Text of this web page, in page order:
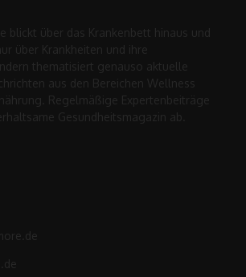
blickt über das Krankenbett hinaus und
über Krankheiten und ihre
thematisiert genauso aktuelle
aus den Bereichen Wellness
Regelmäßige Expertenbeiträge
Gesundheitsmagazin ab.